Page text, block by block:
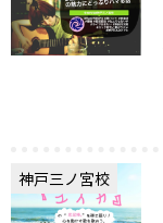
神戸三ノ宮校